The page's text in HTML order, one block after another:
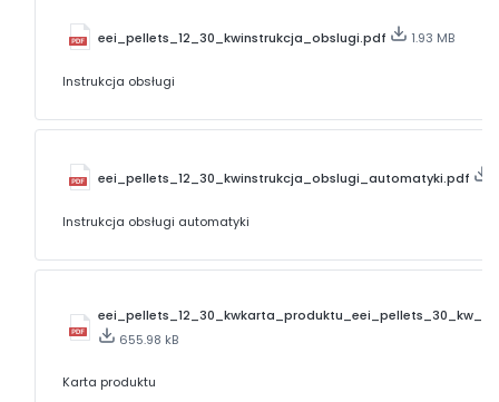
eei_pellets_12_30_kwinstrukcja_obslugi.pdf 1.93 MB
Instrukcja obsługi
eei_pellets_12_30_kwinstrukcja_obslugi_automatyki.pdf
Instrukcja obsługi automatyki
655.98 kB
Karta produktu